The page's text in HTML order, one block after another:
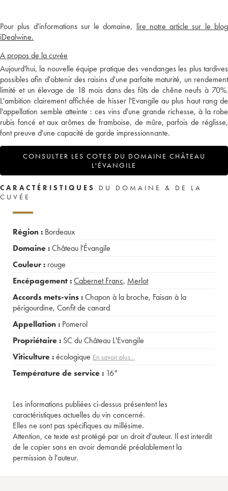
Pour plus d'informations sur le domaine, lire notre article sur le blog
iDealwine.
A propos de la cuvée
Aujourd'hui, la nouvelle équipe pratique des vendanges les plus tardives
possibles afin d'obtenir des raisins d'une parfaite maturité, un rendement
limité et un élevage de 18 mois dans des fûts de chêne neufs à 70%.
L'ambition clairement affichée de hisser l'Evangile au plus haut rang de
l'appellation semble atteinte : ces vins d'une grande richesse, à la robe
rubis foncé et aux arômes de framboise, de mûre, parfois de réglisse,
font preuve d'une capacité de garde impressionnante.
CONSULTER LES COTES DU DOMAINE CHÂTEAU
L'ÉVANGILE
CARACTÉRISTIQUES
DU DOMAINE & DE LA
CUVÉE
Région : Bordeaux
Domaine :Château l'Évangile
Couleur : rouge
Encépagement :Cabernet Franc, Merlot
Accords mets-vins :Chapon à la broche, Faisan à la
périgourdine, Confit de canard
Appellation : Pomerol
Propriétaire : SC du Château L'Evangile
Viticulture :écologique En savoir plus...
Température de service : 16°
Les informations publiées ci-dessus présentent les
caractéristiques actuelles du vin concerné.
Elles ne sont pas spécifiques au millésime.
Attention, ce texte est protégé par un droit d'auteur. Il est interdit
de le copier sans en avoir demandé préalablement la
permission à l'auteur.